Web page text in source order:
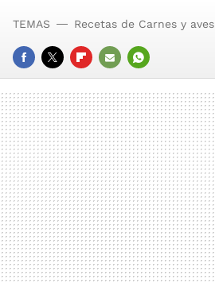
FACEBOOK
TWITTERFLIPBOARD
E-
MAIL
WHATSAPP
TEMAS Recetas de Carnes y aves